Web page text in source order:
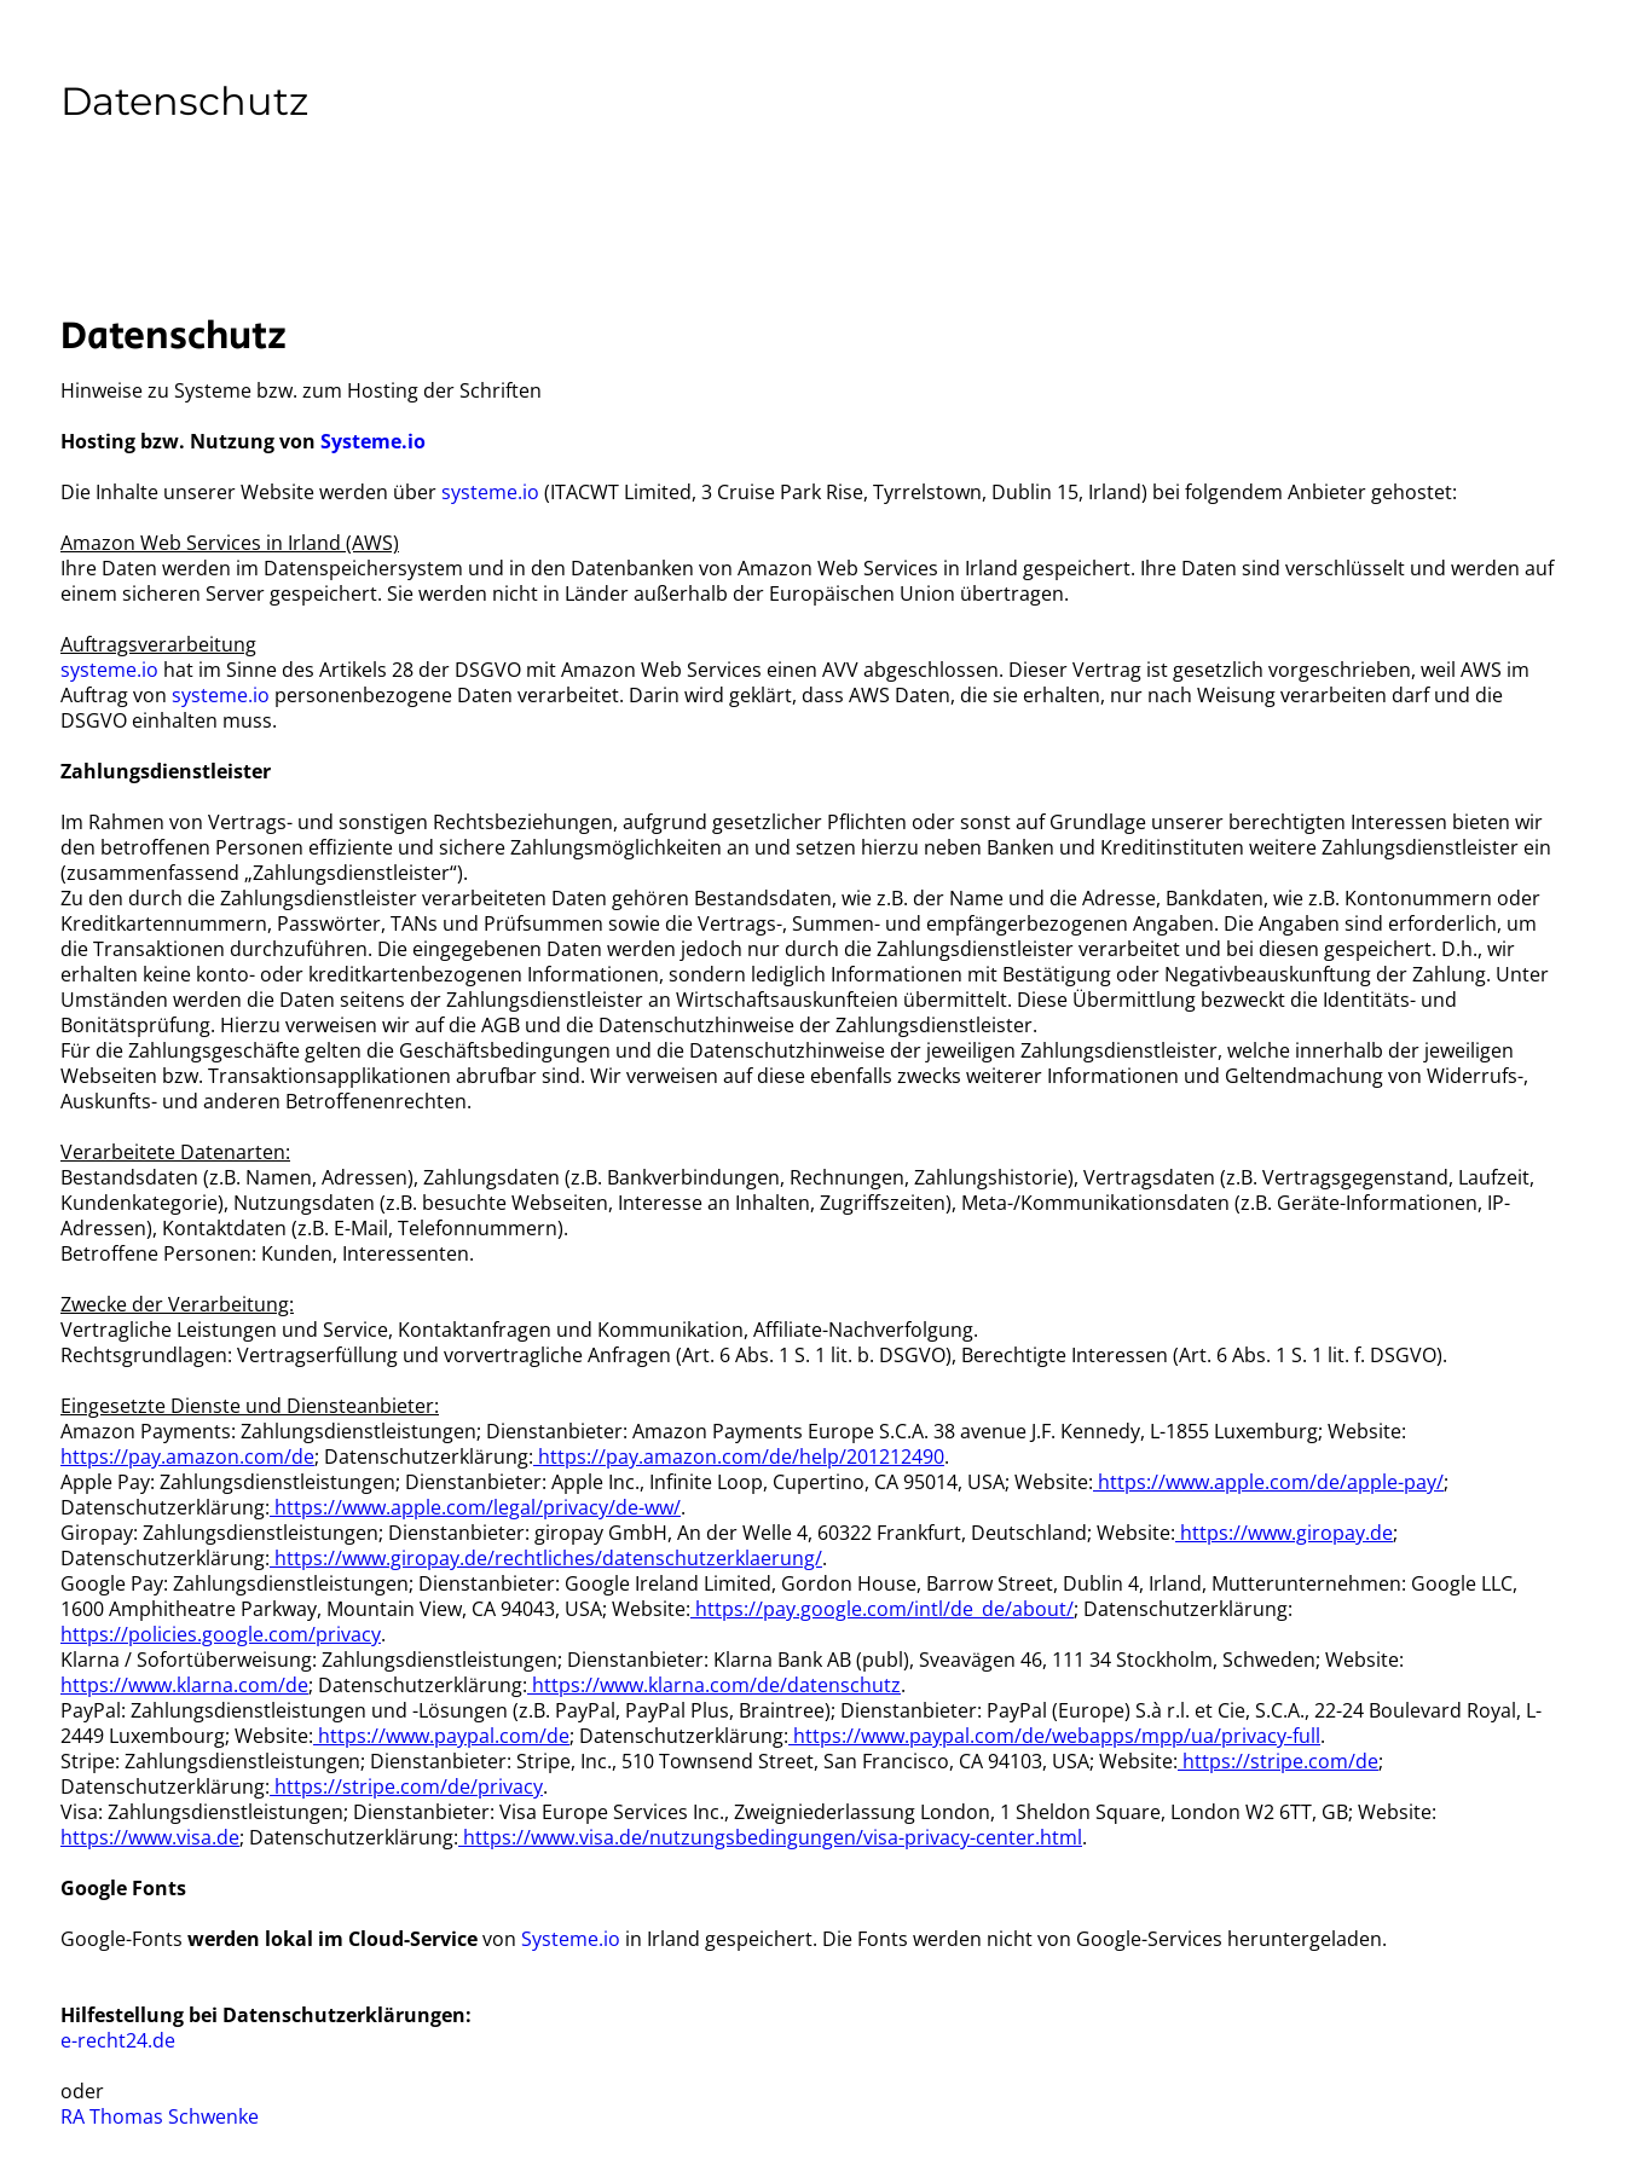
Datenschutz
Datenschutz
Hinweise zu Systeme bzw. zum Hosting der Schriften
Hosting bzw. Nutzung von Systeme.io
Die Inhalte unserer Website werden übersysteme.io (ITACWT Limited, 3 Cruise Park Rise, Tyrrelstown, Dublin 15, Irland) bei folgendem Anbieter gehostet:
Amazon Web Services in Irland (AWS)
Ihre Daten werden im Datenspeichersystem und in den Datenbanken von Amazon Web Services in Irland gespeichert. Ihre Daten sind verschlüsselt und werden auf
einem sicheren Server gespeichert. Sie werden nicht in Länder außerhalb der Europäischen Union übertragen.
Auftragsverarbeitung
systeme.io hat im Sinne des Artikels 28 der DSGVO mit Amazon Web Services einen AVV abgeschlossen. Dieser Vertrag ist gesetzlich vorgeschrieben, weil AWS im
Auftrag von systeme.io personenbezogene Daten verarbeitet. Darin wird geklärt, dass AWS Daten, die sie erhalten, nur nach Weisung verarbeiten darf und die
DSGVO einhalten muss.
Zahlungsdienstleister
Im Rahmen von Vertrags- und sonstigen Rechtsbeziehungen, aufgrund gesetzlicher Pflichten oder sonst auf Grundlage unserer berechtigten Interessen bieten wir
den betroffenen Personen effiziente und sichere Zahlungsmöglichkeiten an und setzen hierzu neben Banken und Kreditinstituten weitere Zahlungsdienstleister ein
(zusammenfassend „Zahlungsdienstleister“).
Zu den durch die Zahlungsdienstleister verarbeiteten Daten gehören Bestandsdaten, wie z.B. der Name und die Adresse, Bankdaten, wie z.B. Kontonummern oder
Kreditkartennummern, Passwörter, TANs und Prüfsummen sowie die Vertrags-, Summen- und empfängerbezogenen Angaben. Die Angaben sind erforderlich, um
die Transaktionen durchzuführen. Die eingegebenen Daten werden jedoch nur durch die Zahlungsdienstleister verarbeitet und bei diesen gespeichert. D.h., wir
erhalten keine konto- oder kreditkartenbezogenen Informationen, sondern lediglich Informationen mit Bestätigung oder Negativbeauskunftung der Zahlung. Unter
Umständen werden die Daten seitens der Zahlungsdienstleister an Wirtschaftsauskunfteien übermittelt. Diese Übermittlung bezweckt die Identitäts- und
Bonitätsprüfung. Hierzu verweisen wir auf die AGB und die Datenschutzhinweise der Zahlungsdienstleister.
Für die Zahlungsgeschäfte gelten die Geschäftsbedingungen und die Datenschutzhinweise der jeweiligen Zahlungsdienstleister, welche innerhalb der jeweiligen
Webseiten bzw. Transaktionsapplikationen abrufbar sind. Wir verweisen auf diese ebenfalls zwecks weiterer Informationen und Geltendmachung von Widerrufs-,
Auskunfts- und anderen Betroffenenrechten.
Verarbeitete Datenarten:
Bestandsdaten (z.B. Namen, Adressen), Zahlungsdaten (z.B. Bankverbindungen, Rechnungen, Zahlungshistorie), Vertragsdaten (z.B. Vertragsgegenstand, Laufzeit,
Kundenkategorie), Nutzungsdaten (z.B. besuchte Webseiten, Interesse an Inhalten, Zugriffszeiten), Meta-/Kommunikationsdaten (z.B. Geräte-Informationen, IP-
Adressen), Kontaktdaten (z.B. E-Mail, Telefonnummern).
Betroffene Personen: Kunden, Interessenten.
Zwecke der Verarbeitung:
Vertragliche Leistungen und Service, Kontaktanfragen und Kommunikation, Affiliate-Nachverfolgung.
Rechtsgrundlagen: Vertragserfüllung und vorvertragliche Anfragen (Art. 6 Abs. 1 S. 1 lit. b. DSGVO), Berechtigte Interessen (Art. 6 Abs. 1 S. 1 lit. f. DSGVO).
Eingesetzte Dienste und Diensteanbieter:
Amazon Payments: Zahlungsdienstleistungen; Dienstanbieter: Amazon Payments Europe S.C.A. 38 avenue J.F. Kennedy, L-1855 Luxemburg; Website:
https://pay.amazon.com/de; Datenschutzerklärung: https://pay.amazon.com/de/help/201212490.
Apple Pay: Zahlungsdienstleistungen; Dienstanbieter: Apple Inc., Infinite Loop, Cupertino, CA 95014, USA; Website: https://www.apple.com/de/apple-pay/;
Datenschutzerklärung: https://www.apple.com/legal/privacy/de-ww/.
Giropay: Zahlungsdienstleistungen; Dienstanbieter: giropay GmbH, An der Welle 4, 60322 Frankfurt, Deutschland; Website: https://www.giropay.de;
Datenschutzerklärung: https://www.giropay.de/rechtliches/datenschutzerklaerung/.
Google Pay: Zahlungsdienstleistungen; Dienstanbieter: Google Ireland Limited, Gordon House, Barrow Street, Dublin 4, Irland, Mutterunternehmen: Google LLC,
1600 Amphitheatre Parkway, Mountain View, CA 94043, USA; Website: https://pay.google.com/intl/de_de/about/; Datenschutzerklärung:
https://policies.google.com/privacy.
Klarna / Sofortüberweisung: Zahlungsdienstleistungen; Dienstanbieter: Klarna Bank AB (publ), Sveavägen 46, 111 34 Stockholm, Schweden; Website:
https://www.klarna.com/de; Datenschutzerklärung: https://www.klarna.com/de/datenschutz.
PayPal: Zahlungsdienstleistungen und -Lösungen (z.B. PayPal, PayPal Plus, Braintree); Dienstanbieter: PayPal (Europe) S.à r.l. et Cie, S.C.A., 22-24 Boulevard Royal, L-
2449 Luxembourg; Website: https://www.paypal.com/de; Datenschutzerklärung: https://www.paypal.com/de/webapps/mpp/ua/privacy-full.
Stripe: Zahlungsdienstleistungen; Dienstanbieter: Stripe, Inc., 510 Townsend Street, San Francisco, CA 94103, USA; Website: https://stripe.com/de;
Datenschutzerklärung: https://stripe.com/de/privacy.
Visa: Zahlungsdienstleistungen; Dienstanbieter: Visa Europe Services Inc., Zweigniederlassung London, 1 Sheldon Square, London W2 6TT, GB; Website:
https://www.visa.de; Datenschutzerklärung: https://www.visa.de/nutzungsbedingungen/visa-privacy-center.html.
Google Fonts
Google-Fonts werden lokal im Cloud-Servicevon Systeme.io in Irland gespeichert. Die Fonts werden nicht von Google-Services heruntergeladen.
Hilfestellung bei Datenschutzerklärungen:
e-recht24.de
oder
RA Thomas Schwenke